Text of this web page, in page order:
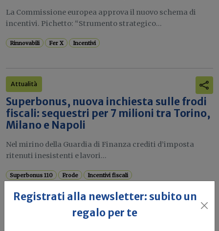
La Commissione europea approva il nuovo schema di
incentivi. Pichetto: “Strumento strategico...
Rinnovabili Fer X Incentivi
Attualità
Superbonus, nuova inchiesta sulle frodi
fiscali: sequestri per 7 milioni tra Torino,
Milano e Napoli
Nel mirino della Guardia di Finanza crediti d’imposta
ritenuti inesistenti e lavori...
Superbonus 110 Frode Incentivi fiscali
Registrati alla newsletter: subito un
regalo per te